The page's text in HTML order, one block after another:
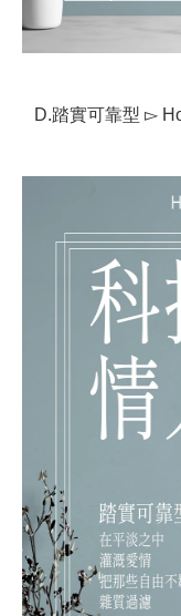
D.踏實可靠型 ▻